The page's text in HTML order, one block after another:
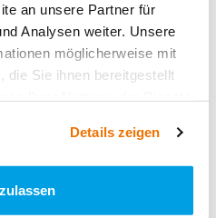
an unsere Partner für
Analysen weiter. Unsere
möglicherweise mit
die Sie ihnen bereitgestellt
Details zeigen